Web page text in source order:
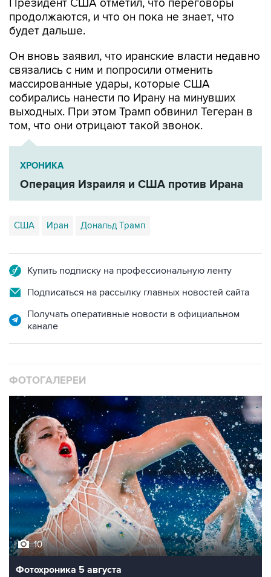
Президент США отметил, что переговоры
продолжаются, и что он пока не знает, что
будет дальше.
Он вновь заявил, что иранские власти недавно
связались с ним и попросили отменить
массированные удары, которые США
собирались нанести по Ирану на минувших
выходных. При этом Трамп обвинил Тегеран в
том, что они отрицают такой звонок.
ХРОНИКА
Операция Израиля и США против Ирана
США Иран Дональд Трамп
Купить подписку на профессиональную ленту
Подписаться на рассылку главных новостей сайта
Получать оперативные новости в официальном
канале
ФОТОГАЛЕРЕИ
10
Фотохроника 5 августа